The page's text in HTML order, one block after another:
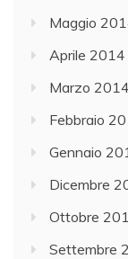
Maggio
Aprile 2014
Marzo 2014
Febbraio
Gennaio
Dicembre
Ottobre
Settembre